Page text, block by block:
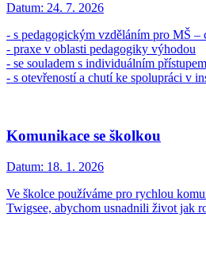
Datum: 24. 7. 2026
- s pedagogickým vzděláním pro MŠ –
- praxe v oblasti pedagogiky výhodou
- se souladem s individuálním přístupem
- s otevřeností a chutí ke spolupráci v
Komunikace se školkou
Datum: 18. 1. 2026
Ve školce používáme pro rychlou
Twigsee, abychom usnadnili život jak